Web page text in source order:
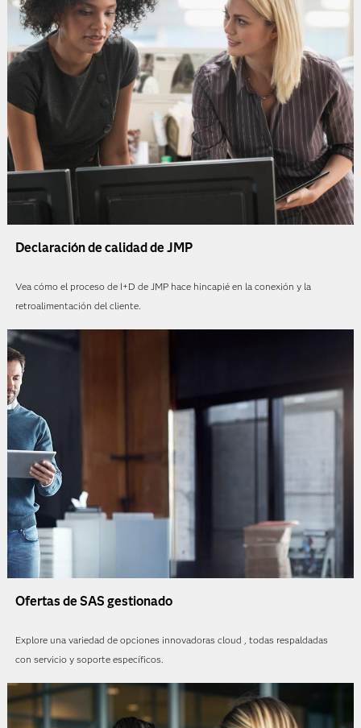
Declaración de calidad de JMP
Vea cómo el proceso de I+D de JMP hace hincapié en la conexión y la
retroalimentación del cliente.
Ofertas de SAS gestionado
Explore una variedad de opciones innovadoras cloud , todas respaldadas
con servicio y soporte específicos.